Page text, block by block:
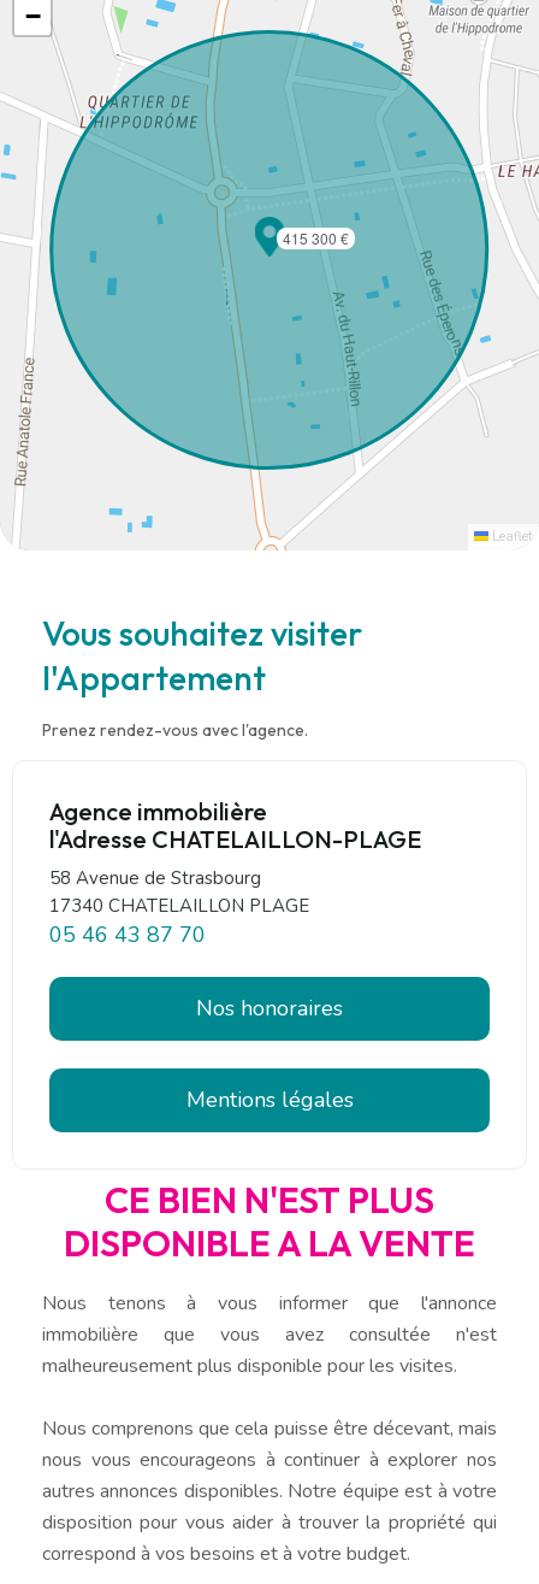
415 300 €
−
Leaflet
Vous souhaitez visiter
l'Appartement
Prenez rendez-vous avec l'agence.
Agence immobilière
l'Adresse CHATELAILLON-PLAGE
58 Avenue de Strasbourg
17340 CHATELAILLON PLAGE
05 46 43 87 70
Nos honoraires
Mentions légales
CE BIEN N'EST PLUS
DISPONIBLE A LA VENTE
Nous tenons à vous informer que l'annonce
immobilière que vous avez consultée n'est
malheureusement plus disponible pour les visites.
Nous comprenons que cela puisse être décevant, mais
nous vous encourageons à continuer à explorer nos
autres annonces disponibles. Notre équipe est à votre
disposition pour vous aider à trouver la propriété qui
correspond à vos besoins et à votre budget.